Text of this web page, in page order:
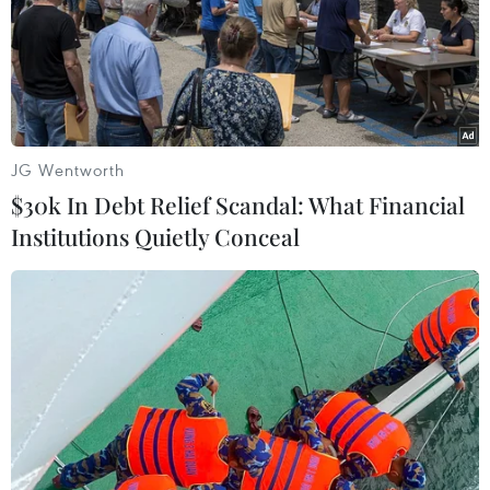
Độ nhằm giới thiệu các sản phẩm mới với chất
lượng cao.
(TTXVN/Vietnam+)
JG Wentworth
$30k In Debt Relief Scandal: What Financial
Institutions Quietly Conceal